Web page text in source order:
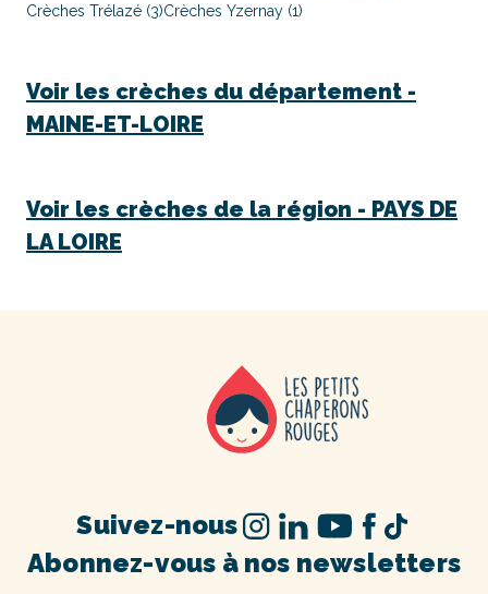
Crèches Trélazé (3)Crèches Yzernay (1)
Voir les crèches du département -
MAINE-ET-LOIRE
Voir les crèches de la région - PAYS DE
LA LOIRE
Abonnez-vous à nos newsletters
Suivez-nous